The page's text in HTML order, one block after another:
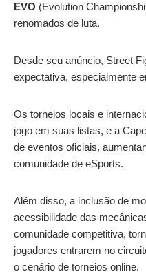
EVO (Evolution
renomados de luta.
Desde seu anúncio, Street
expectativa, especialmente
Os torneios locais e
jogo em suas listas, e a
de eventos oficiais,
comunidade de eSports.
Além disso, a inclusão de
acessibilidade das
comunidade competitiva,
jogadores entrarem no
o cenário de torneios online.